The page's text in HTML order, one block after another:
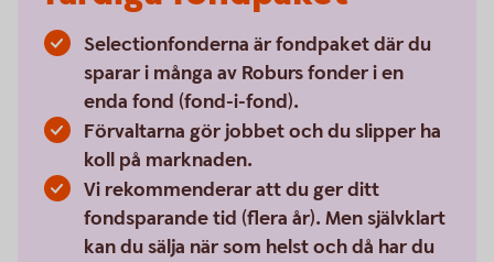
Selectionfonderna är fondpaket där du
sparar i många av Roburs fonder i en
enda fond (fond-i-fond).
Förvaltarna gör jobbet och du slipper ha
koll på marknaden.
Vi rekommenderar att du ger ditt
fondsparande tid (flera år). Men självklart
kan du sälja när som helst och då har du